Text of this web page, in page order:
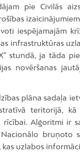
pie Civilās
iespējamajām
infrastruktūras
stundā, ja tāda
novēršanas
plāna sadaļa
teritorijā,
Algoritmi ir
bruņoto
kas uzlabos